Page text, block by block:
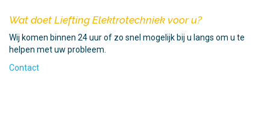
Wat doet Liefting Elektrotechniek voor u?
Wij komen binnen 24 uur of zo snel mogelijk bij u langs om u te
helpen met uw probleem.
Contact